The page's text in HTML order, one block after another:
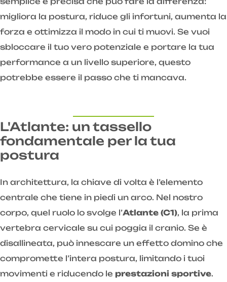
migliora la postura, riduce gli infortuni, aumenta la
forza e ottimizza il modo in cui ti muovi. Se vuoi
sbloccare il tuo vero potenziale e portare la tua
performance a un livello superiore, questo
potrebbe essere il passo che ti mancava.
L'Atlante: un tassello
fondamentale per la tua
postura
In architettura, la chiave di volta è l’elemento
centrale che tiene in piedi un arco. Nel nostro
corpo, quel ruolo lo svolge l’Atlante (C1), la prima
vertebra cervicale su cui poggia il cranio. Se è
disallineata, può innescare un effetto domino che
compromette l’intera postura, limitando i tuoi
movimenti e riducendo le prestazioni sportive.